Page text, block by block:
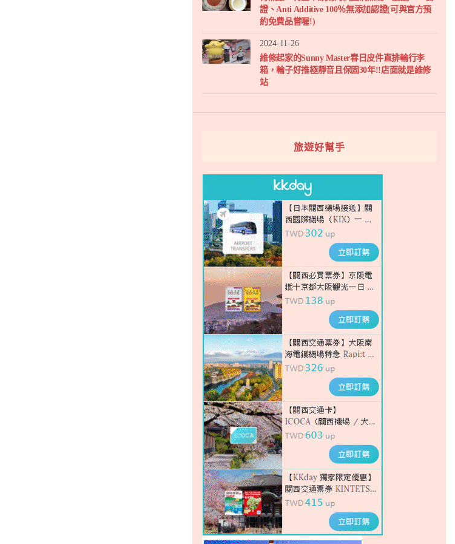
證、Anti Additive 100％無添加認證(可與官方預
約免費品嘗喔!)
2024-11-26
維修起家的Sunny Master春日皮件直排輪行李
箱，輪子好推極靜音且保固30年!!店面就是維修
站
旅遊好幫手